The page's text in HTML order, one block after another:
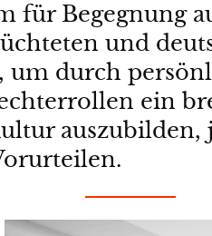
für Begegnung
und
um durch
ein
auszubilden,